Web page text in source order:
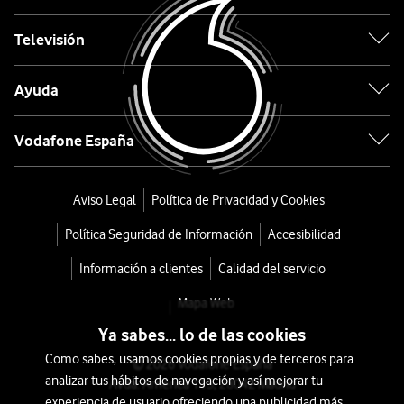
g05
4G
con
NFC
128GB
Televisión
Ayuda
Vodafone España
Aviso Legal Política de Privacidad y Cookies
Política Seguridad de Información Accesibilidad
Información a clientes Calidad del servicio
Mapa Web
© 2026 Vodafone España
Avda. América 115, 28042 Madrid
Ya sabes... lo de las cookies
Como sabes, usamos cookies propias y de terceros para
analizar tus hábitos de navegación y así mejorar tu